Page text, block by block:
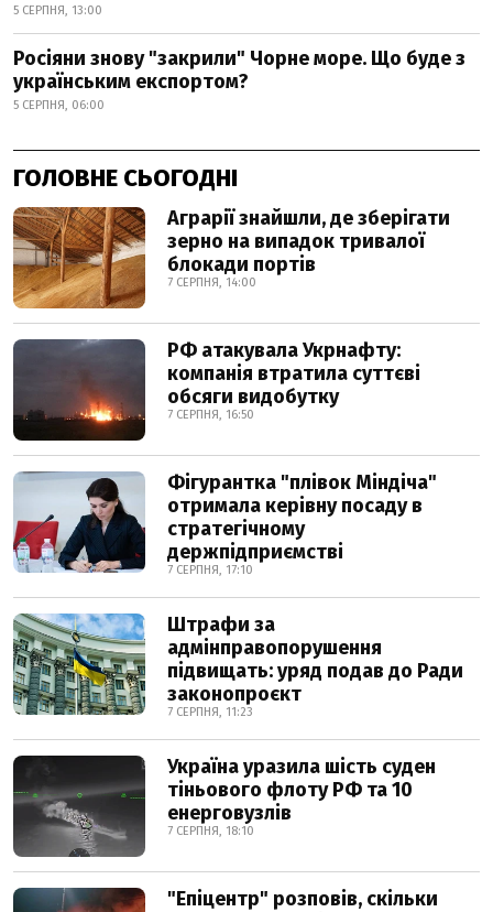
5 СЕРПНЯ, 13:00
Росіяни знову "закрили" Чорне море. Що буде з
українським експортом?
5 СЕРПНЯ, 06:00
ГОЛОВНЕ СЬОГОДНІ
Аграрії знайшли, де зберігати
зерно на випадок тривалої
блокади портів
7 СЕРПНЯ, 14:00
РФ атакувала Укрнафту:
компанія втратила суттєві
обсяги видобутку
7 СЕРПНЯ, 16:50
Фігурантка "плівок Міндіча"
отримала керівну посаду в
стратегічному
держпідприємстві
7 СЕРПНЯ, 17:10
Штрафи за
адмінправопорушення
підвищать: уряд подав до Ради
законопроєкт
7 СЕРПНЯ, 11:23
Україна уразила шість суден
тіньового флоту РФ та 10
енерговузлів
7 СЕРПНЯ, 18:10
"Епіцентр" розповів, скільки